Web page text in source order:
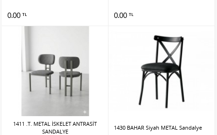
0.00 TL 0.00 TL
1411 .T. METAL İSKELET ANTRASİT
SANDALYE
1430 BAHAR Siyah METAL Sandalye